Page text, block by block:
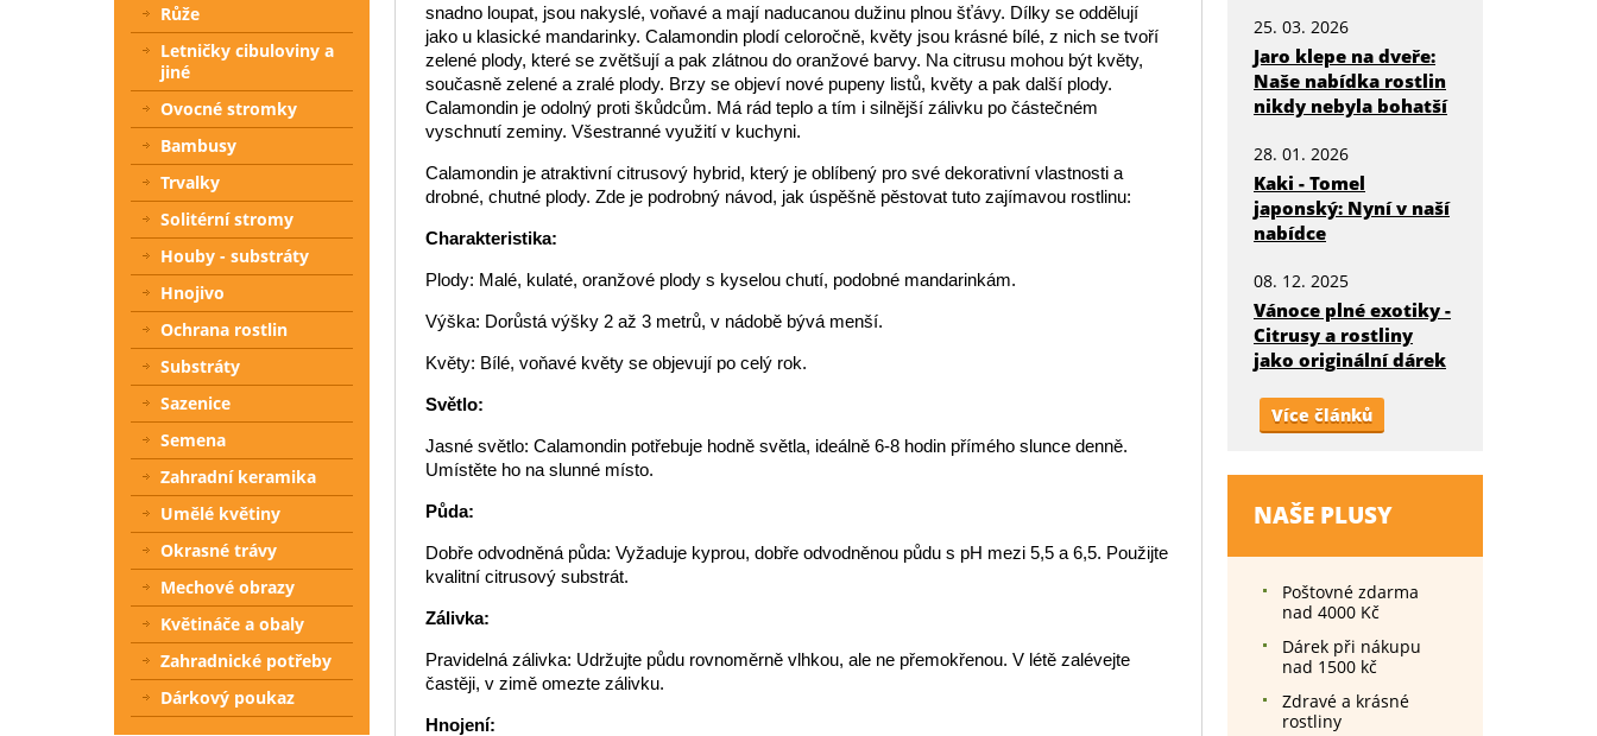
snadno loupat, jsou nakyslé, voňavé a mají naducanou dužinu plnou šťávy. Dílky se oddělují
jako u klasické mandarinky. Calamondin plodí celoročně, květy jsou krásné bílé, z nich se tvoří
zelené plody, které se zvětšují a pak zlátnou do oranžové barvy. Na citrusu mohou být květy,
současně zelené a zralé plody. Brzy se objeví nové pupeny listů, květy a pak další plody.
Calamondin je odolný proti škůdcům. Má rád teplo a tím i silnější zálivku po částečném
vyschnutí zeminy. Všestranné využití v kuchyni.
Calamondin je atraktivní citrusový hybrid, který je oblíbený pro své dekorativní vlastnosti a
drobné, chutné plody. Zde je podrobný návod, jak úspěšně pěstovat tuto zajímavou rostlinu:
Charakteristika:
Plody: Malé, kulaté, oranžové plody s kyselou chutí, podobné mandarinkám.
Výška: Dorůstá výšky 2 až 3 metrů, v nádobě bývá menší.
Květy: Bílé, voňavé květy se objevují po celý rok.
Světlo:
Jasné světlo: Calamondin potřebuje hodně světla, ideálně 6-8 hodin přímého slunce denně.
Umístěte ho na slunné místo.
Půda:
Dobře odvodněná půda: Vyžaduje kyprou, dobře odvodněnou půdu s pH mezi 5,5 a 6,5. Použijte
kvalitní citrusový substrát.
Zálivka:
Pravidelná zálivka: Udržujte půdu rovnoměrně vlhkou, ale ne přemokřenou. V létě zalévejte
častěji, v zimě omezte zálivku.
Hnojení:
25. 03. 2026
Jaro klepe na dveře:
Naše nabídka rostlin
nikdy nebyla bohatší
28. 01. 2026
Kaki - Tomel
japonský: Nyní v naší
nabídce
08. 12. 2025
Vánoce plné exotiky -
Citrusy a rostliny
jako originální dárek
Více článků
NAŠE PLUSY
Poštovné zdarma
nad 4000 Kč
Dárek při nákupu
nad 1500 kč
Zdravé a krásné
rostliny
Růže
Letničky cibuloviny a
jiné
Ovocné stromky
Bambusy
Trvalky
Solitérní stromy
Houby - substráty
Hnojivo
Ochrana rostlin
Substráty
Sazenice
Semena
Zahradní keramika
Umělé květiny
Okrasné trávy
Mechové obrazy
Květináče a obaly
Zahradnické potřeby
Dárkový poukaz